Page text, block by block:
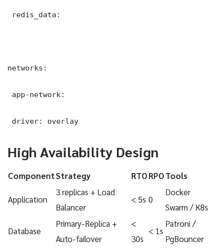
redis_data:
networks:
app-network:
driver: overlay
High Availability Design
ComponentStrategy RTORPOTools
Application
3 replicas + Load
Balancer
< 5s 0
Docker
Swarm / K8s
Database
Primary-Replica +
Auto-failover
<
30s
< 1s
Patroni /
PgBouncer